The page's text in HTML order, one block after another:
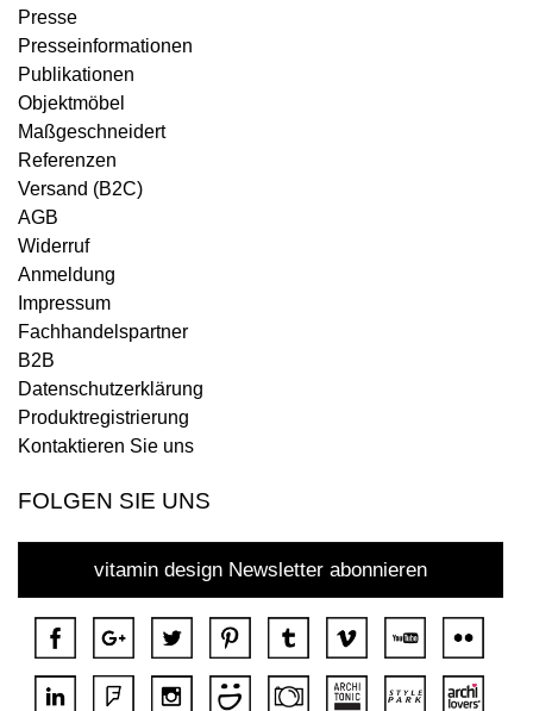
Presse
Presseinformationen
Publikationen
Objektmöbel
Maßgeschneidert
Referenzen
Versand (B2C)
AGB
Widerruf
Anmeldung
Impressum
Fachhandelspartner
B2B
Datenschutzerklärung
Produktregistrierung
Kontaktieren Sie uns
FOLGEN SIE UNS
vitamin design Newsletter abonnieren